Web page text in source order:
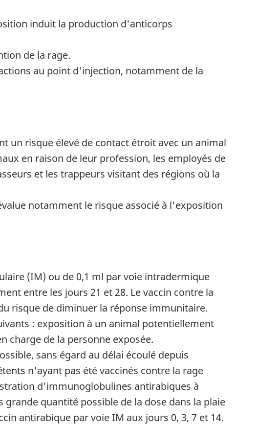
induit la production d'anticorps
de la rage.
au point d'injection, notamment de la
un risque élevé de contact étroit avec un animal
en raison de leur profession, les employés de
et les trappeurs visitant des régions où la
notamment le risque associé à l'exposition
(IM) ou de 0,1 ml par voie intradermique
entre les jours 21 et 28. Le vaccin contre la
risque de diminuer la réponse immunitaire.
: exposition à un animal potentiellement
charge de la personne exposée.
sans égard au délai écoulé depuis
n'ayant pas été vaccinés contre la rage
d'immunoglobulines antirabiques à
quantité possible de la dose dans la plaie
antirabique par voie IM aux jours 0, 3, 7 et 14.